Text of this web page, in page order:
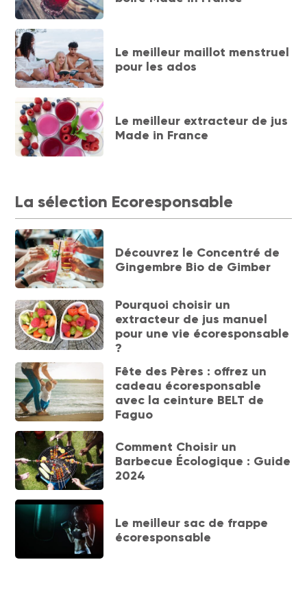
Le meilleur maillot menstruel
pour les ados
Le meilleur extracteur de jus
Made in France
La sélection Ecoresponsable
Découvrez le Concentré de
Gingembre Bio de Gimber
Pourquoi choisir un
extracteur de jus manuel
pour une vie écoresponsable
?
Fête des Pères : offrez un
cadeau écoresponsable
avec la ceinture BELT de
Faguo
Comment Choisir un
Barbecue Écologique : Guide
2024
Le meilleur sac de frappe
écoresponsable